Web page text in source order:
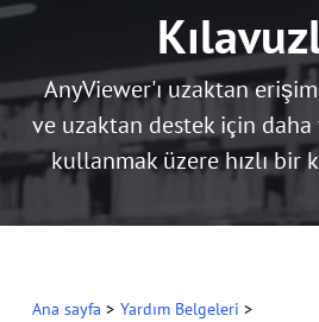
AnyViewer'ı uzaktan
ve uzaktan destek için
kullanmak üzere hızlı bir
Ana sayfa > Yardım Belgeleri >